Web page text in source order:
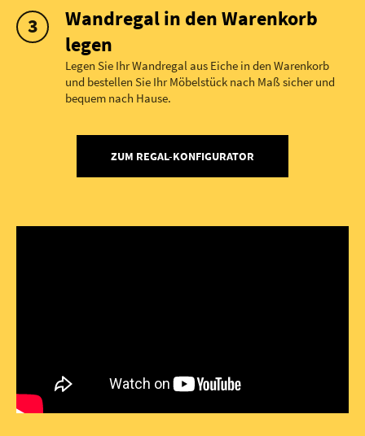
Wandregal in den Warenkorb
legen
Legen Sie Ihr Wandregal aus Eiche in den Warenkorb
und bestellen Sie Ihr Möbelstück nach Maß sicher und
bequem nach Hause.
ZUM REGAL-KONFIGURATOR